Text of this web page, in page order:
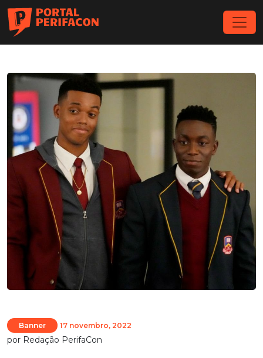
Banner 17 novembro, 2022
por Redação PerifaCon